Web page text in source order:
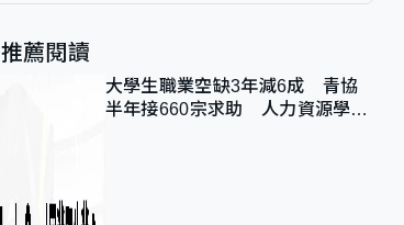
推薦閱讀
大學生職業空缺3年減6成 青協
半年接660宗求助 人力資源學